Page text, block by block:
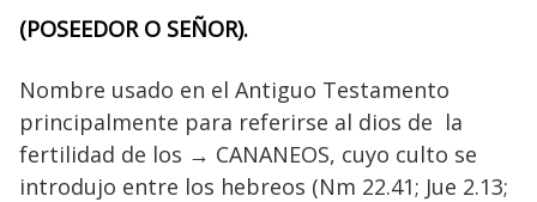
(POSEEDOR O SEÑOR).
Nombre usado en el Antiguo Testamento
principalmente para referirse al dios de la
fertilidad de los → CANANEOS, cuyo culto se
introdujo entre los hebreos (Nm 22.41; Jue 2.13;